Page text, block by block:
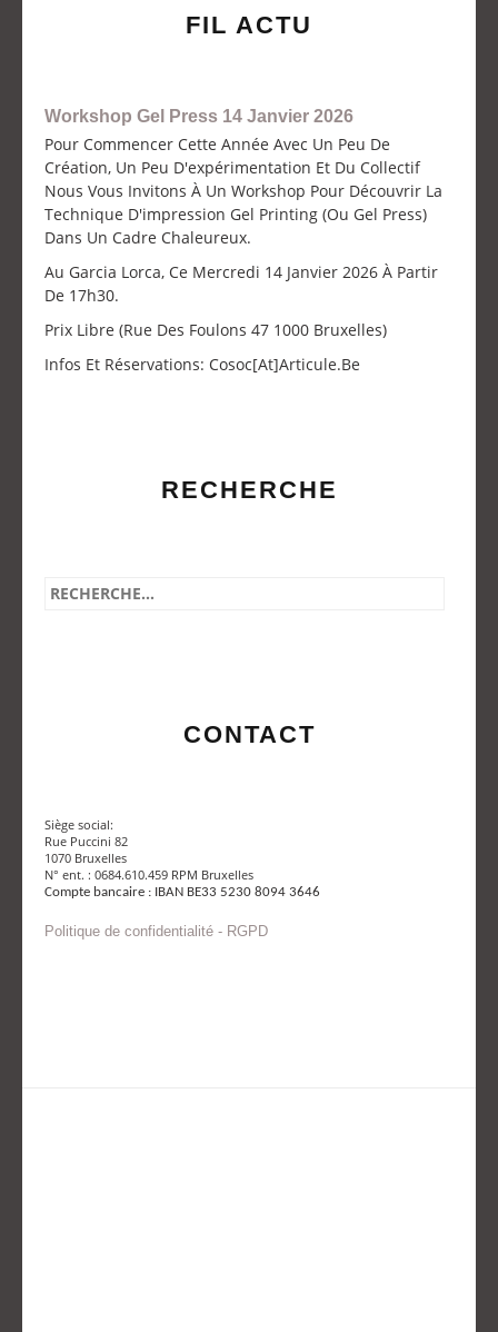
FIL ACTU
Workshop Gel Press 14 Janvier 2026
Pour Commencer Cette Année Avec Un Peu De
Création, Un Peu D'expérimentation Et Du Collectif
Nous Vous Invitons À Un Workshop Pour Découvrir La
Technique D'impression Gel Printing (ou Gel Press)
Dans Un Cadre Chaleureux.
Au Garcia Lorca, Ce Mercredi 14 Janvier 2026 À Partir
De 17h30.
Prix Libre (Rue Des Foulons 47 1000 Bruxelles)
Infos Et Réservations: Cosoc[at]articule.be
RECHERCHE
CONTACT
Siège social:
Rue Puccini 82
1070 Bruxelles
N° ent. : 0684.610.459 RPM Bruxelles
Compte bancaire : IBAN BE33 5230 8094 3646
Politique de confidentialité - RGPD